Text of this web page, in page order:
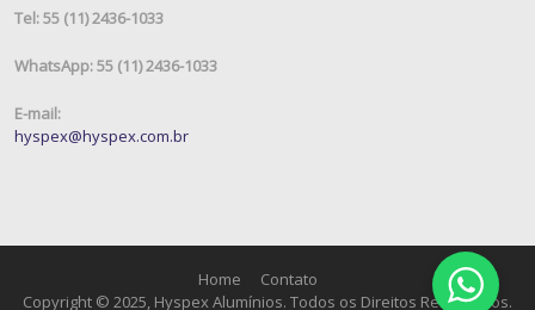
Tel: 55 (11) 2436-1033
WhatsApp: 55 (11) 2436-1033
E-mail:
hyspex@hyspex.com.br
Home
Contato
Copyright © 2025, Hyspex Alumínios. Todos os Direitos Reservados.